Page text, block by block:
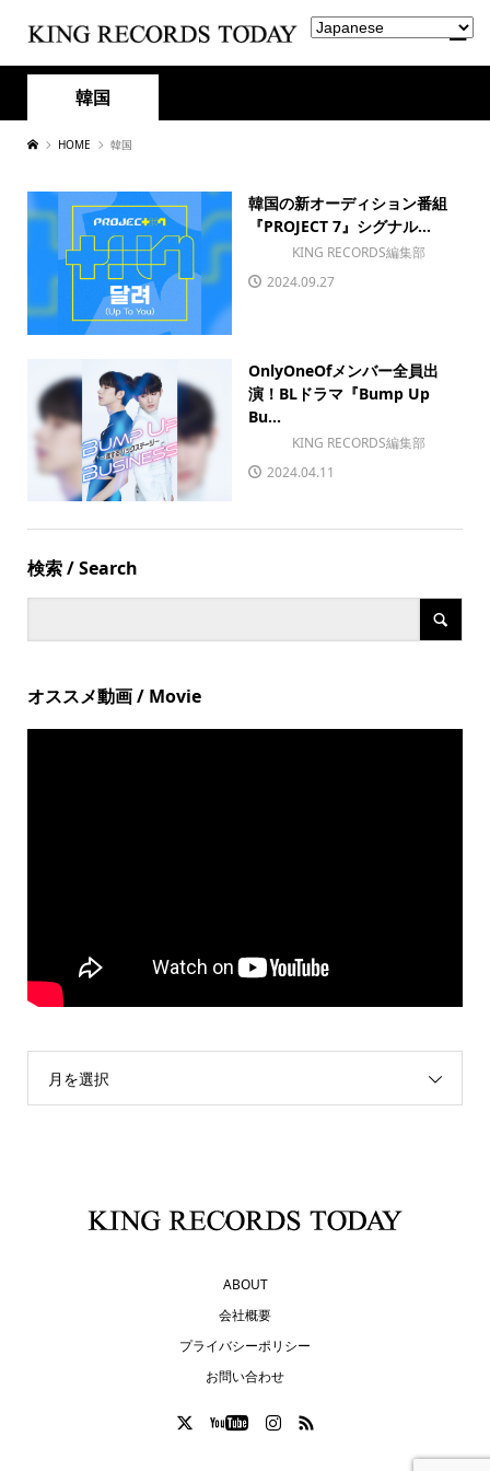
韓国
HOME 韓国
韓国の新オーディション番組
『PROJECT 7』シグナル...
KING RECORDS編集部
2024.09.27
OnlyOneOfメンバー全員出
演！BLドラマ『Bump Up
Bu...
KING RECORDS編集部
2024.04.11
検索 / Search
オススメ動画 / Movie
月を選択
ABOUT
会社概要
プライバシーポリシー
お問い合わせ